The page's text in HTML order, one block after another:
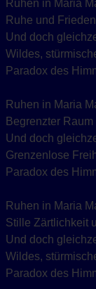
Ruhen in Maria
Ruhe und Frieden
Und doch
Wildes,
Paradox des
Ruhen in Maria
Begrenzter
Und doch
Grenzenlose
Paradox des
Ruhen in Maria
Stille Zärtlichkeit
Und doch
Wildes,
Paradox des